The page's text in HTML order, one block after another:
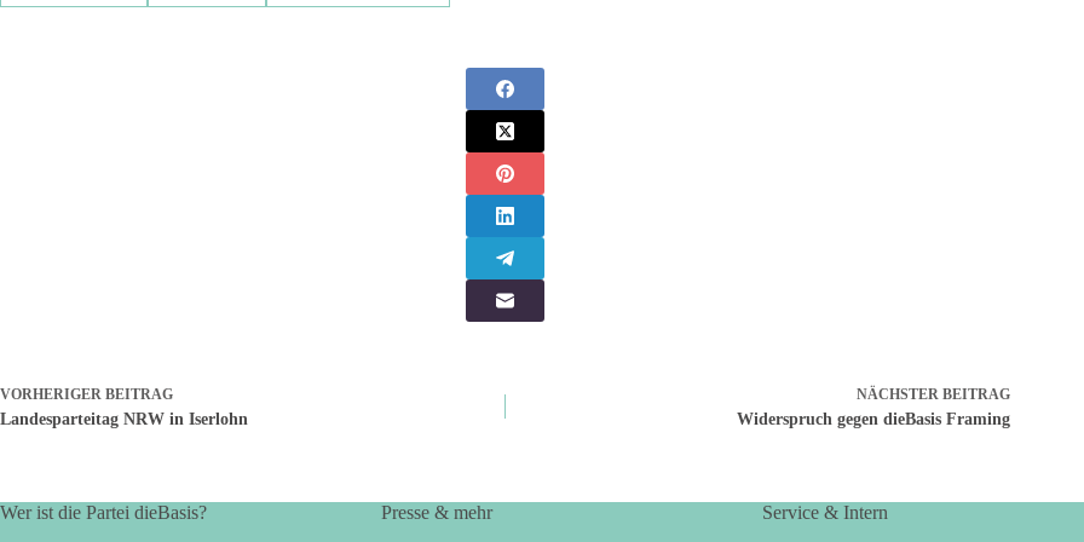
VORHERIGER BEITRAG
Landesparteitag NRW in Iserlohn
NÄCHSTER BEITRAG
Widerspruch gegen dieBasis Framing
Wer ist die Partei dieBasis? Presse & mehr Service & Intern